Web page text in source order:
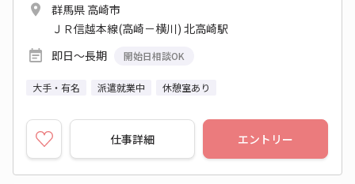
群馬県 高崎市
ＪＲ信越本線(高崎－横川) 北高崎駅
即日～長期
開始日相談OK
大手・有名 派遣就業中 休憩室あり
仕事詳細 エントリー